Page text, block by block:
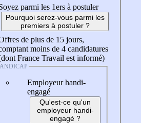
parmi les 1ers à postuler
Pourquoi serez-vous parmi les
premiers à postuler ?
de plus de 15 jours,
moins de 4 candidatures
France Travail est informé)
Employeur handi-
engagé
Qu'est-ce qu'un
employeur handi-
engagé ?